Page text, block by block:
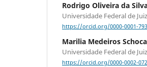
Rodrigo Oliveira da
Universidade Federal de
https://orcid.org/0000-0001-
Marilia Medeiros
Universidade Federal de
https://orcid.org/0000-0002-